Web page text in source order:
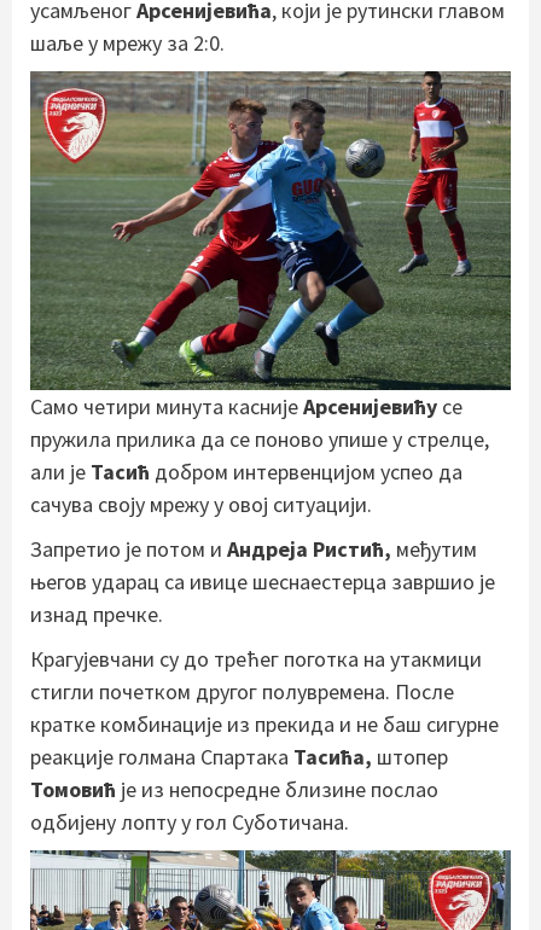
усамљеногАрсенијевића, који је рутински главом
шаље у мрежу за 2:0.
Само четири минута каснијеАрсенијевићу се
пружила прилика да се поново упише у стрелце,
али је Тасић добром интервенцијом успео да
сачува своју мрежу у овој ситуацији.
Запретио је потом и Андреја Ристић, међутим
његов ударац са ивице шеснаестерца завршио је
изнад пречке.
Крагујевчани су до трећег поготка на утакмици
стигли почетком другог полувремена. После
кратке комбинације из прекида и не баш сигурне
реакције голмана Спартака Тасића, штопер
Томовић је из непосредне близине послао
одбијену лопту у гол Суботичана.